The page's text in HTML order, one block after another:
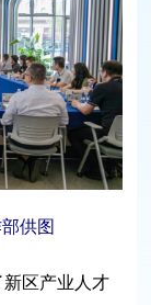
供图
区产业人才